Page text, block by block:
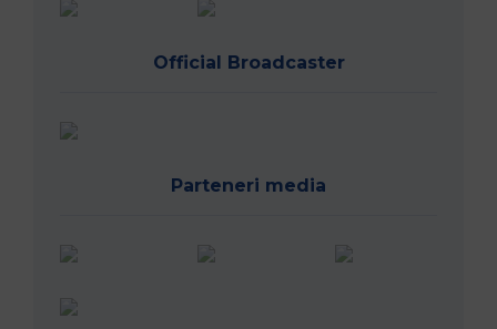
Official Broadcaster
Parteneri media